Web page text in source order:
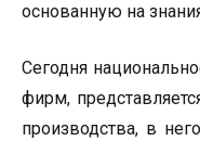
основанную на
Сегодня
фирм,
производства, в